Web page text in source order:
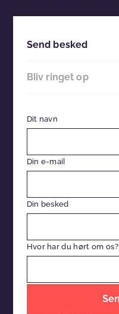
Send besked
Bliv ringet op
Dit navn
Din e-mail
Din besked
Hvor har du hørt om os?